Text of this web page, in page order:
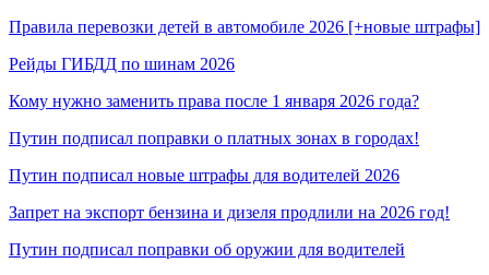
Правила перевозки детей в автомобиле 2026 [+новые штрафы]
Рейды ГИБДД по шинам 2026
Кому нужно заменить права после 1 января 2026 года?
Путин подписал поправки о платных зонах в городах!
Путин подписал новые штрафы для водителей 2026
Запрет на экспорт бензина и дизеля продлили на 2026 год!
Путин подписал поправки об оружии для водителей